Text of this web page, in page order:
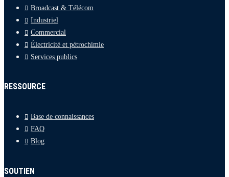
Broadcast & Télécom
Industriel
Commercial
Électricité et pétrochimie
Services publics
RESSOURCE
Base de connaissances
FAQ
Blog
SOUTIEN